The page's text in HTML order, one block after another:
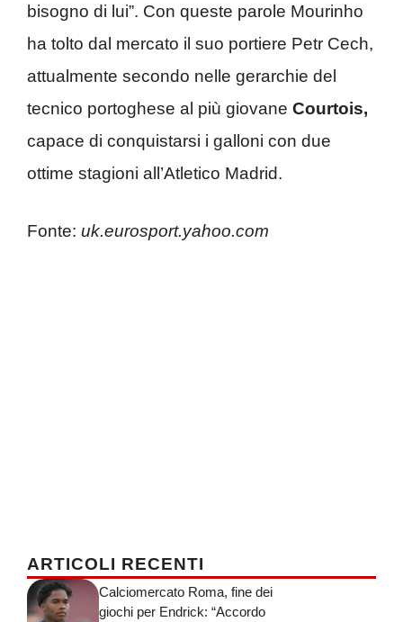
bisogno di lui”. Con queste parole Mourinho
ha tolto dal mercato il suo portiere Petr Cech,
attualmente secondo nelle gerarchie del
tecnico portoghese al più giovane Courtois,
capace di conquistarsi i galloni con due
ottime stagioni all’Atletico Madrid.
Fonte: uk.eurosport.yahoo.com
ARTICOLI RECENTI
Calciomercato Roma, fine dei
giochi per Endrick: “Accordo